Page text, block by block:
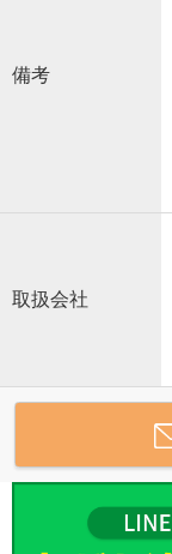
備考
取扱会社